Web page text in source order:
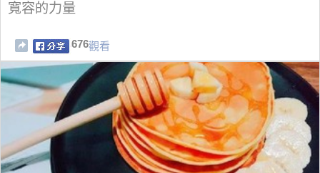
寬容的力量
676觀看